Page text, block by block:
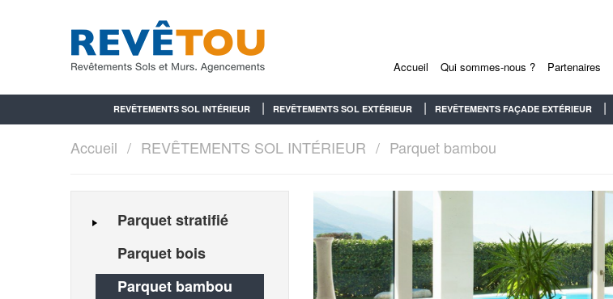
Accueil Qui sommes-nous ? Partenaires
REVÊTEMENTS SOL INTÉRIEUR REVÊTEMENTS SOL EXTÉRIEUR REVÊTEMENTS FAÇADE EXTÉRIEUR
Accueil REVÊTEMENTS SOL INTÉRIEUR Parquet bambou
Parquet stratifié
Parquet bois
Parquet bambou